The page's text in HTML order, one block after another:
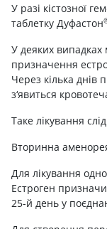
У разі кістозної
таблетку Дуфастон
У деяких
призначення
Через кілька днів
з‘явиться
Таке лікування
Вторинна
Для лікування
Естроген
25-й день у